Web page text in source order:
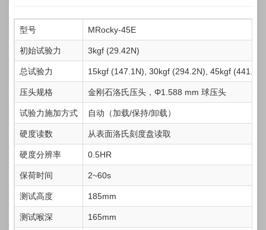
型号 MRocky-45E
初始试验力 3kgf (29.42N)
总试验力 15kgf (147.1N), 30kgf (294.2N), 45kgf (441.3N)
压头规格 金刚石洛氏压头，Φ1.588 mm 球压头
试验力施加方式 自动（加载/保持/卸载）
硬度读数 从表面洛氏刻度盘读取
硬度分辨率 0.5HR
保荷时间 2~60s
测试高度 185mm
测试喉深 165mm